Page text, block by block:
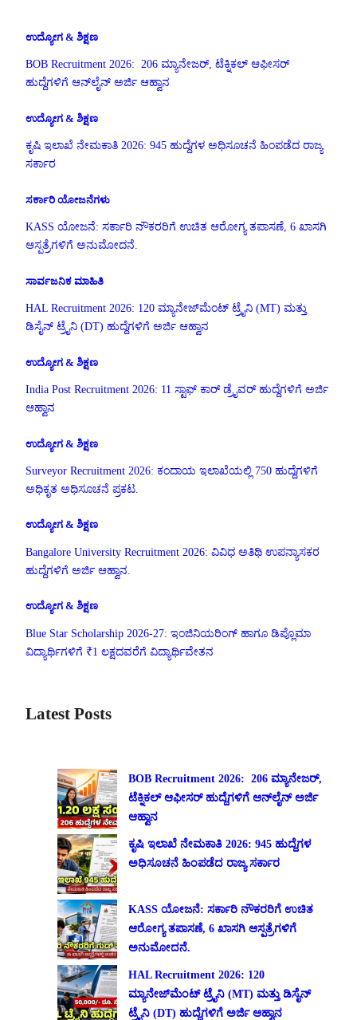
ಉದ್ಯೋಗ & ಶಿಕ್ಷಣ
BOB Recruitment 2026: 206 ಮ್ಯಾನೇಜರ್, ಟೆಕ್ನಿಕಲ್ ಆಫೀಸರ್
ಹುದ್ದೆಗಳಿಗೆ ಆನ್‌ಲೈನ್ ಅರ್ಜಿ ಆಹ್ವಾನ
ಉದ್ಯೋಗ & ಶಿಕ್ಷಣ
ಕೃಷಿ ಇಲಾಖೆ ನೇಮಕಾತಿ 2026: 945 ಹುದ್ದೆಗಳ ಅಧಿಸೂಚನೆ ಹಿಂಪಡೆದ ರಾಜ್ಯ
ಸರ್ಕಾರ
ಸರ್ಕಾರಿ ಯೋಜನೆಗಳು
KASS ಯೋಜನೆ: ಸರ್ಕಾರಿ ನೌಕರರಿಗೆ ಉಚಿತ ಆರೋಗ್ಯ ತಪಾಸಣೆ, 6 ಖಾಸಗಿ
ಆಸ್ಪತ್ರೆಗಳಿಗೆ ಅನುಮೋದನೆ.
ಸಾರ್ವಜನಿಕ ಮಾಹಿತಿ
HAL Recruitment 2026: 120 ಮ್ಯಾನೇಜ್‌ಮೆಂಟ್ ಟ್ರೈನಿ (MT) ಮತ್ತು
ಡಿಸೈನ್ ಟ್ರೈನಿ (DT) ಹುದ್ದೆಗಳಿಗೆ ಅರ್ಜಿ ಆಹ್ವಾನ
ಉದ್ಯೋಗ & ಶಿಕ್ಷಣ
India Post Recruitment 2026: 11 ಸ್ಟಾಫ್ ಕಾರ್ ಡ್ರೈವರ್ ಹುದ್ದೆಗಳಿಗೆ ಅರ್ಜಿ
ಆಹ್ವಾನ
ಉದ್ಯೋಗ & ಶಿಕ್ಷಣ
Surveyor Recruitment 2026: ಕಂದಾಯ ಇಲಾಖೆಯಲ್ಲಿ 750 ಹುದ್ದೆಗಳಿಗೆ
ಅಧಿಕೃತ ಅಧಿಸೂಚನೆ ಪ್ರಕಟ.
ಉದ್ಯೋಗ & ಶಿಕ್ಷಣ
Bangalore University Recruitment 2026: ವಿವಿಧ ಅತಿಥಿ ಉಪನ್ಯಾಸಕರ
ಹುದ್ದೆಗಳಿಗೆ ಅರ್ಜಿ ಆಹ್ವಾನ.
ಉದ್ಯೋಗ & ಶಿಕ್ಷಣ
Blue Star Scholarship 2026-27: ಇಂಜಿನಿಯರಿಂಗ್ ಹಾಗೂ ಡಿಪ್ಲೊಮಾ
ವಿದ್ಯಾರ್ಥಿಗಳಿಗೆ ₹1 ಲಕ್ಷದವರೆಗೆ ವಿದ್ಯಾರ್ಥಿವೇತನ
Latest Posts
BOB Recruitment 2026: 206 ಮ್ಯಾನೇಜರ್,
ಟೆಕ್ನಿಕಲ್ ಆಫೀಸರ್ ಹುದ್ದೆಗಳಿಗೆ ಆನ್‌ಲೈನ್ ಅರ್ಜಿ
ಆಹ್ವಾನ
ಕೃಷಿ ಇಲಾಖೆ ನೇಮಕಾತಿ 2026: 945 ಹುದ್ದೆಗಳ
ಅಧಿಸೂಚನೆ ಹಿಂಪಡೆದ ರಾಜ್ಯ ಸರ್ಕಾರ
KASS ಯೋಜನೆ: ಸರ್ಕಾರಿ ನೌಕರರಿಗೆ ಉಚಿತ
ಆರೋಗ್ಯ ತಪಾಸಣೆ, 6 ಖಾಸಗಿ ಆಸ್ಪತ್ರೆಗಳಿಗೆ
ಅನುಮೋದನೆ.
HAL Recruitment 2026: 120
ಮ್ಯಾನೇಜ್‌ಮೆಂಟ್ ಟ್ರೈನಿ (MT) ಮತ್ತು ಡಿಸೈನ್
ಟ್ರೈನಿ (DT) ಹುದ್ದೆಗಳಿಗೆ ಅರ್ಜಿ ಆಹ್ವಾನ